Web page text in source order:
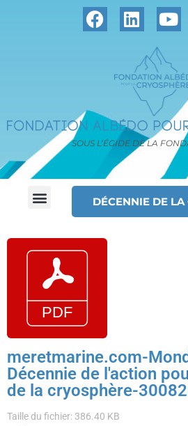
SOUS L’ÉGIDE DE LA
DÉCENNIE DE LA
meretmarine.com-
Décennie de l'action
de la cryosphère-
Taille du fichier: 386.40 KB